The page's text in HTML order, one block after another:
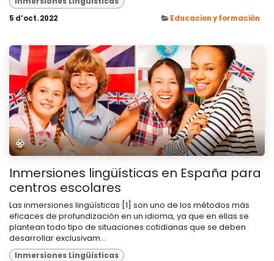
5 d’oct. 2022 Educacion y formación
Inmersiones lingüísticas en España para
centros escolares
Las inmersiones lingüísticas [1] son uno de los métodos más
eficaces de profundización en un idioma, ya que en ellas se
plantean todo tipo de situaciones cotidianas que se deben
desarrollar exclusivam...
Inmersiones Lingüísticas